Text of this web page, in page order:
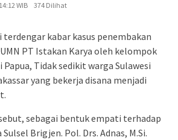
WIB
374 Dilihat
terdengar kabar kasus penembakan
PT Istakan Karya oleh kelompok
Tidak sedikit warga Sulawesi
yang bekerja disana menjadi
sebagai bentuk empati terhadap
Brigjen. Pol. Drs. Adnas, M.Si.